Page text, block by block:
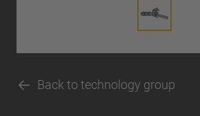
Back to technology group